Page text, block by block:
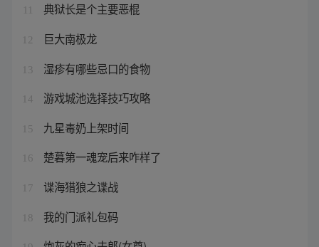
典狱长是个主要恶棍
12 巨大南极龙
13 湿疹有哪些忌口的食物
14 游戏城池选择技巧攻略
15 九星毒奶上架时间
16 楚暮第一魂宠后来咋样了
17 谍海猎狼之谍战
18 我的门派礼包码